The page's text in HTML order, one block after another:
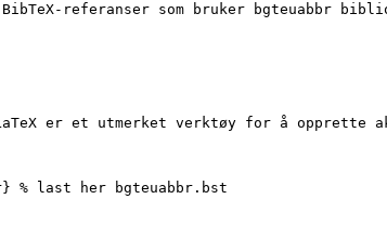
BibTeX-referanser som bruker bgteuabbr
er et utmerket verktøy for å opprette
% last her bgteuabbr.bst